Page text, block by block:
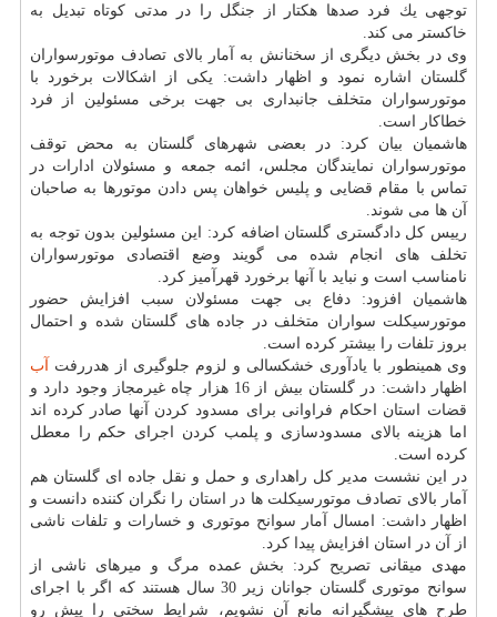
توجهی یك فرد صدها هكتار از جنگل را در مدتی كوتاه تبدیل به
خاكستر می كند.
وی در بخش دیگری از سخنانش به آمار بالای تصادف موتورسواران
گلستان اشاره نمود و اظهار داشت: یكی از اشكالات برخورد با
موتورسواران متخلف جانبداری بی جهت برخی مسئولین از فرد
خطاكار است.
هاشمیان بیان كرد: در بعضی شهرهای گلستان به محض توقف
موتورسواران نمایندگان مجلس، ائمه جمعه و مسئولان ادارات در
تماس با مقام قضایی و پلیس خواهان پس دادن موتورها به صاحبان
آن ها می شوند.
رییس كل دادگستری گلستان اضافه كرد: این مسئولین بدون توجه به
تخلف های انجام شده می گویند وضع اقتصادی موتورسواران
نامناسب است و نباید با آنها برخورد قهرآمیز كرد.
هاشمیان افزود: دفاع بی جهت مسئولان سبب افزایش حضور
موتورسیكلت سواران متخلف در جاده های گلستان شده و احتمال
بروز تلفات را بیشتر كرده است.
وی همینطور با یادآوری خشكسالی و لزوم جلوگیری از هدررفت آب
اظهار داشت: در گلستان بیش از 16 هزار چاه غیرمجاز وجود دارد و
قضات استان احكام فراوانی برای مسدود كردن آنها صادر كرده اند
اما هزینه بالای مسدودسازی و پلمب كردن اجرای حكم را معطل
كرده است.
در این نشست مدیر كل راهداری و حمل و نقل جاده ای گلستان هم
آمار بالای تصادف موتورسیكلت ها در استان را نگران كننده دانست و
اظهار داشت: امسال آمار سوانح موتوری و خسارات و تلفات ناشی
از آن در استان افزایش پیدا كرد.
مهدی میقانی تصریح كرد: بخش عمده مرگ و میرهای ناشی از
سوانح موتوری گلستان جوانان زیر 30 سال هستند كه اگر با اجرای
طرح های پیشگیرانه مانع آن نشویم، شرایط سختی را پیش رو